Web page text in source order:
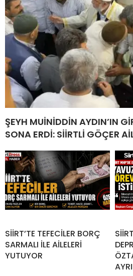
ŞEYH MUİNİDDİN AYDIN’IN
SONA ERDİ: SİİRTLİ GÖÇER
SİİRT’TE TEFECİLER BORÇ
SARMALI İLE AİLELERİ
YUTUYOR